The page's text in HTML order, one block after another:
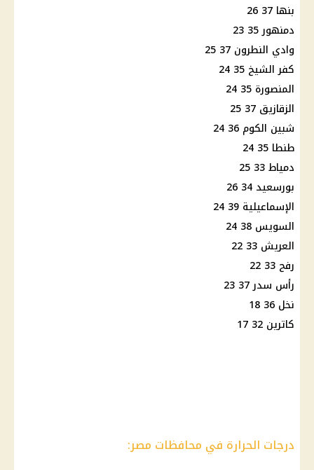
بنها 37 26
دمنهور 35 23
وادي النطرون 37 25
كفر الشيخ 35 24
المنصورة 35 24
الزقازيق 37 25
شبين الكوم 36 24
طنطا 35 24
دمياط 33 25
بورسعيد 34 26
الإسماعيلية 39 24
السويس 38 24
العريش 33 22
رفح 33 22
رأس سدر 37 23
نخل 36 18
كاترين 32 17
درجات الحرارة في محافظات مصر: